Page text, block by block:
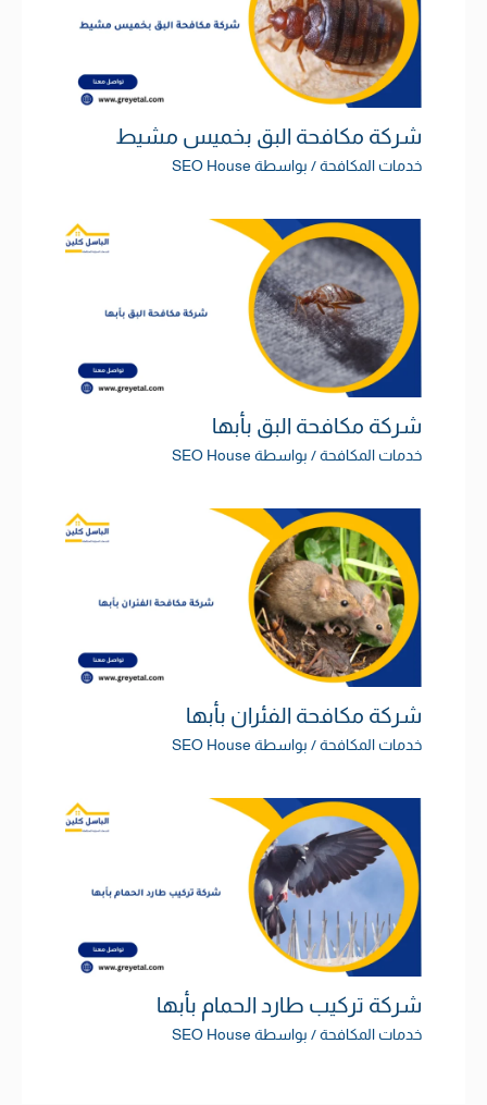
شركة مكافحة البق بخميس مشيط
خدمات المكافحة/ بواسطة SEO House
شركة مكافحة البق بأبها
خدمات المكافحة/ بواسطة SEO House
شركة مكافحة الفئران بأبها
خدمات المكافحة/ بواسطة SEO House
شركة تركيب طارد الحمام بأبها
خدمات المكافحة/ بواسطة SEO House